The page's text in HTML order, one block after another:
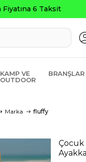
Seçili
KAMP VE
OUTDOOR
BRANŞLAR
Marka fluffy
Çocuk